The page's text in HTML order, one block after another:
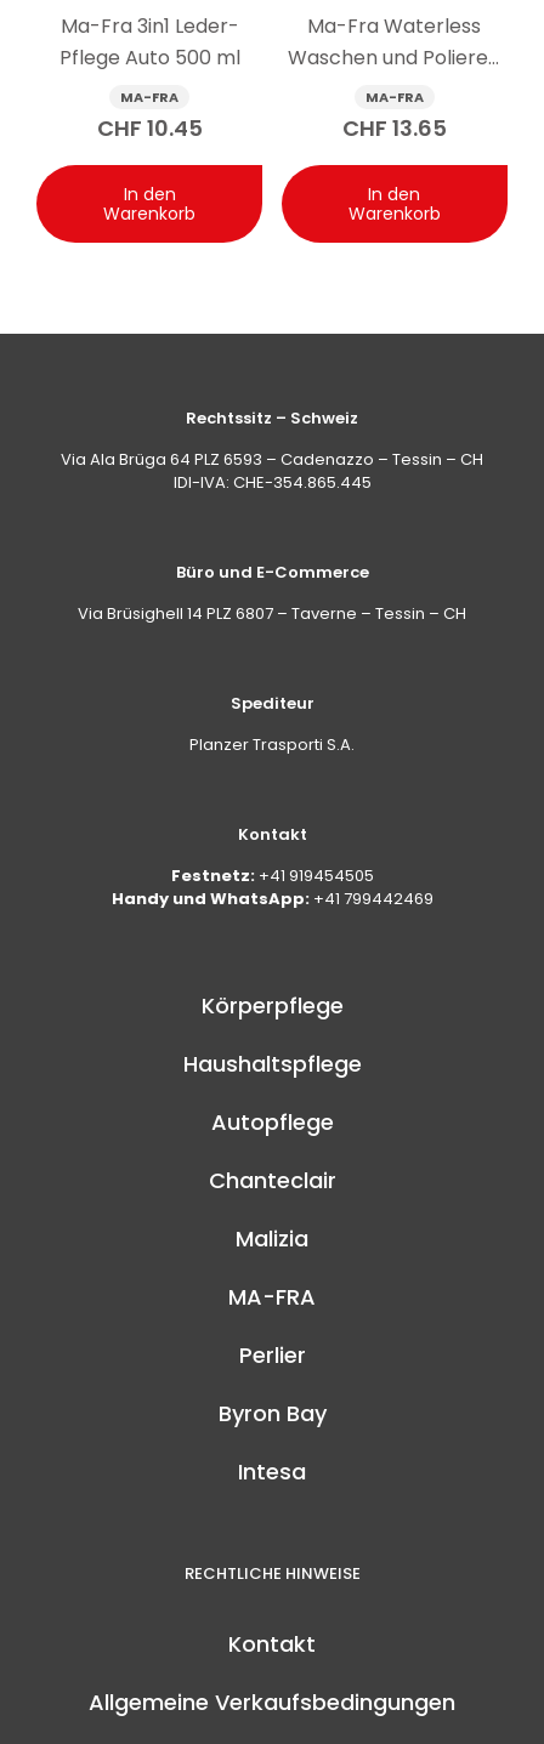
der Zeit je nach korrekter Pflege und Verwendung
variieren.
Ma-Fra 3in1 Leder-
Pflege Auto 500 ml
MA-FRA
CHF 10.45
In den
Warenkorb
Ma-Fra Waterless
Waschen und Polieren
Auto Spray 750 ml
MA-FRA
CHF 13.65
In den
Warenkorb
Rechtssitz – Schweiz
Via Ala Brüga 64 PLZ 6593 – Cadenazzo – Tessin – CH
IDI-IVA: CHE-354.865.445
Büro und E-Commerce
Via Brüsighell 14 PLZ 6807 – Taverne – Tessin – CH
Spediteur
Planzer Trasporti S.A.
Kontakt
Festnetz: +41 919454505
Handy und WhatsApp: +41 799442469
Körperpflege
Haushaltspflege
Autopflege
Chanteclair
Malizia
MA-FRA
Perlier
Byron Bay
Intesa
RECHTLICHE HINWEISE
Kontakt
Allgemeine Verkaufsbedingungen